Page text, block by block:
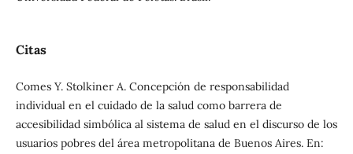
Citas
Comes Y. Stolkiner A. Concepción de responsabilidad
individual en el cuidado de la salud como barrera de
accesibilidad simbólica al sistema de salud en el discurso de los
usuarios pobres del área metropolitana de Buenos Aires. En: